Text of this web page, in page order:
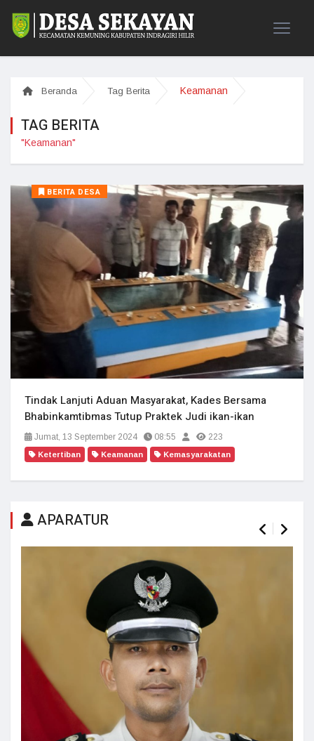
Beranda Tag Berita Keamanan
TAG BERITA
"Keamanan"
BERITA DESA
Tindak Lanjuti Aduan Masyarakat, Kades Bersama
Bhabinkamtibmas Tutup Praktek Judi ikan-ikan
Jumat, 13 September 2024 08:55 223
Ketertiban Keamanan Kemasyarakatan
APARATUR